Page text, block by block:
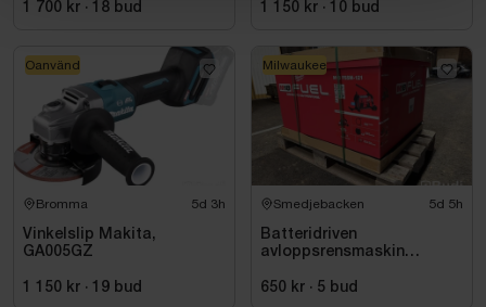
1 700 kr · 18 bud 1 150 kr · 10 bud
Bromma 5d 3h
Vinkelslip Makita,
GA005GZ
1 150 kr · 19 bud
Oanvänd
Smedjebacken 5d 5h
Batteridriven
avloppsrensmaskin
FSSM-121 | Oanvänd
650 kr · 5 bud
Milwaukee